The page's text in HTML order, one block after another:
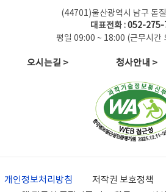
(44701)울산광역시 남구 돋
대표전화 :052-275-
평일 09:00 ~ 18:00 (근무시간
오시는길 > 청사안내 >
개인정보처리방침
저작권 보호정책